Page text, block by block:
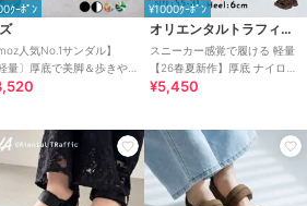
ｸｰﾎﾟﾝ
moz人気No.1サンダル】
軽量〕厚底で美脚＆歩きや
！疲れにくいフィット感
¥1000ｸｰﾎﾟﾝ
オリエンタルトラフィック
スニーカー感覚で履ける 軽量
【26春夏新作】厚底 ナイロン
スポーツサンダル /OT3232
¥5,450